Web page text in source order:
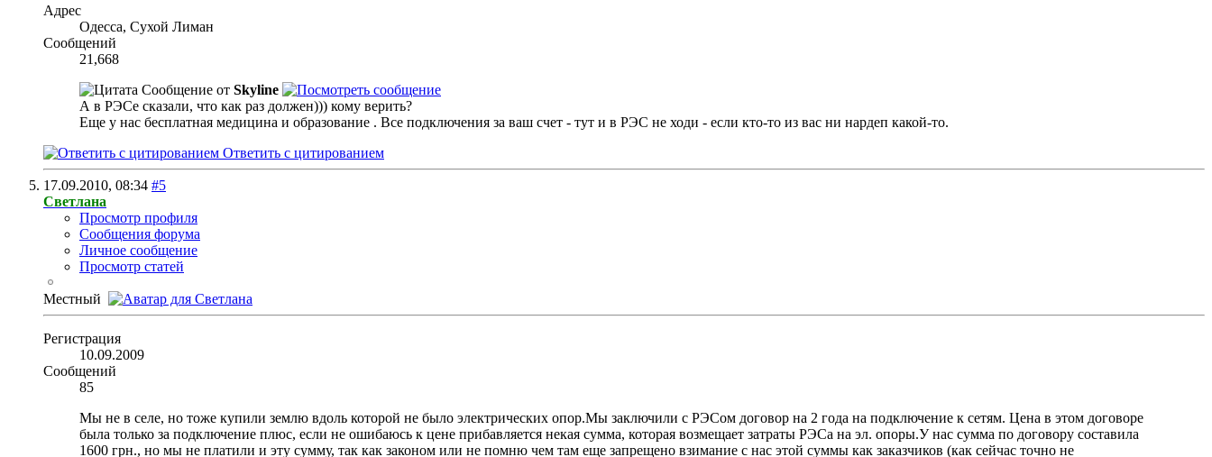
Адрес
Одесса, Сухой Лиман
Сообщений
21,668
Сообщение от Skyline
А в РЭСе сказали, что как раз должен))) кому верить?
Еще у нас бесплатная медицина и образование . Все подключения за ваш счет - тут и в РЭС не ходи - если кто-то из вас ни нардеп какой-то.
Ответить с цитированием
17.09.2010, 08:34 #5
Светлана
Просмотр профиля
Сообщения форума
Личное сообщение
Просмотр статей
Местный
Регистрация
10.09.2009
Сообщений
85
Мы не в селе, но тоже купили землю вдоль которой не было электрических опор.Мы заключили с РЭСом договор на 2 года на подключение к сетям. Цена в этом договоре
была только за подключение плюс, если не ошибаюсь к цене прибавляется некая сумма, которая возмещает затраты РЭСа на эл. опоры.У нас сумма по договору составила
1600 грн., но мы не платили и эту сумму, так как законом или не помню чем там еще запрещено взимание с нас этой суммы как заказчиков (как сейчас точно не